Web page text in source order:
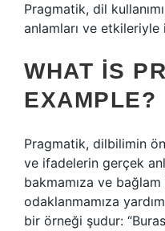
Pragmatik, dil
anlamları ve etkileriyle
WHAT IS
EXAMPLE?
Pragmatik, dilbilimin
ve ifadelerin gerçek
bakmamıza ve
odaklanmamıza
bir örneği şudur: